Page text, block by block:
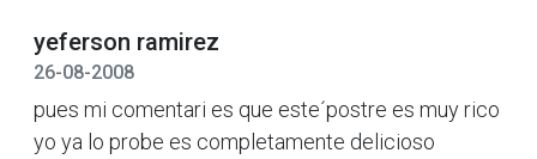
yeferson ramirez
26-08-2008
pues mi comentari es que este´postre es muy rico
yo ya lo probe es completamente delicioso